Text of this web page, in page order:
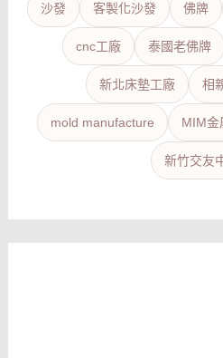
沙發 客製化沙發 佛牌
cnc工廠 泰國老佛牌
新北床墊工廠 相
mold manufacture MIM金
新竹交友